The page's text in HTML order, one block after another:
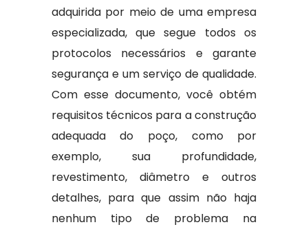
adquirida por meio de uma empresa
especializada, que segue todos os
protocolos necessários e garante
segurança e um serviço de qualidade.
Com esse documento, você obtém
requisitos técnicos para a construção
adequada do poço, como por
exemplo, sua profundidade,
revestimento, diâmetro e outros
detalhes, para que assim não haja
nenhum tipo de problema na